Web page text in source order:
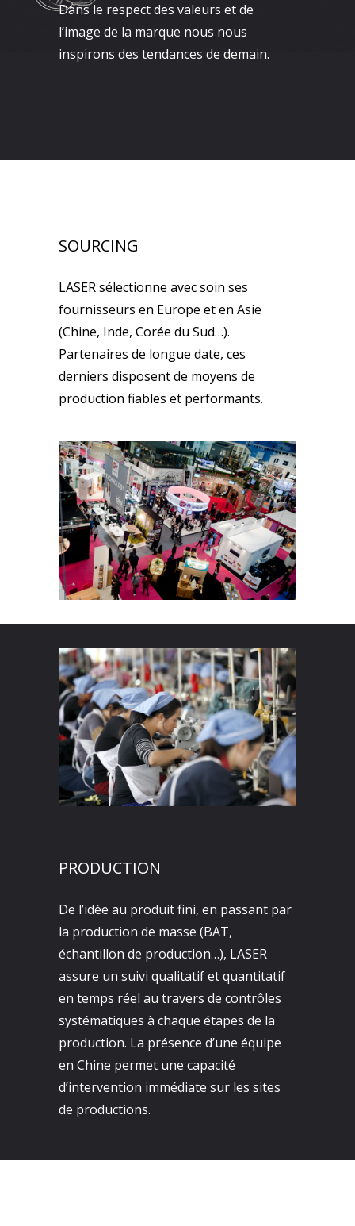
Dans le respect des valeurs et de
l’image de la marque nous nous
inspirons des tendances de demain.
SOURCING
LASER sélectionne avec soin ses
fournisseurs en Europe et en Asie
(Chine, Inde, Corée du Sud…).
Partenaires de longue date, ces
derniers disposent de moyens de
production fiables et performants.
PRODUCTION
De l’idée au produit fini, en passant par
la production de masse (BAT,
échantillon de production…), LASER
assure un suivi qualitatif et quantitatif
en temps réel au travers de contrôles
systématiques à chaque étapes de la
production. La présence d’une équipe
en Chine permet une capacité
d’intervention immédiate sur les sites
de productions.